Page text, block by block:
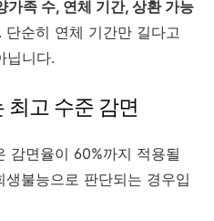
가족 수, 연체 기간, 상환 가능
순히 연체 기간만 길다고
닙니다.
최고 수준 감면
감면율이 60%까지 적용될
불능으로 판단되는 경우입